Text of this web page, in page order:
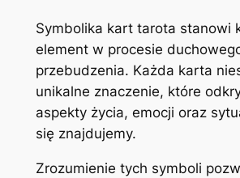
Symbolika kart tarota stanowi
element w procesie
przebudzenia. Każda karta
unikalne znaczenie, które
aspekty życia, emocji oraz
się znajdujemy.
Zrozumienie tych symboli